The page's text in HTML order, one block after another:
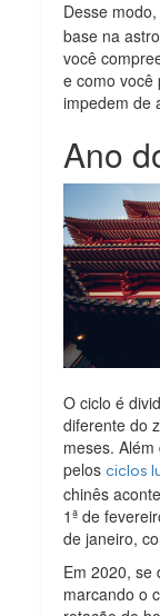
Desse
base na
você
e como você
impedem de
Ano
O ciclo é
diferente do
meses.
pelosciclos
chinês
1ª de
de janeiro,
Em 2020, se
marcando o